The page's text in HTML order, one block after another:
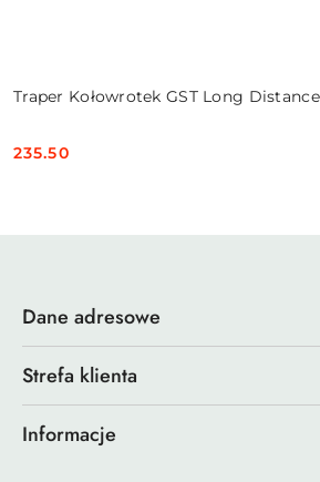
Traper Kołowrotek GST Long
Cena:
235.50
Dane adresowe
Strefa klienta
Informacje